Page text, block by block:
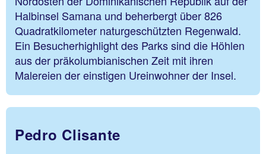
Halbinsel Samana und beherbergt über 826
Quadratkilometer naturgeschützten Regenwald.
Ein Besucherhighlight des Parks sind die Höhlen
aus der präkolumbianischen Zeit mit ihren
Malereien der einstigen Ureinwohner der Insel.
Pedro Clisante